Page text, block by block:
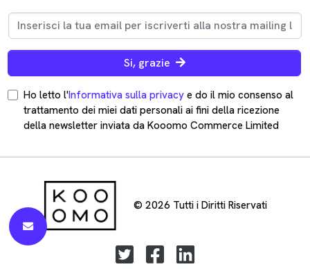
Si, grazie
Ho letto l'Informativa sulla privacye do il mio consenso al
trattamento dei miei dati personali ai fini della ricezione
della newsletter inviata da Kooomo Commerce Limited
© 2026 Tutti i Diritti Riservati